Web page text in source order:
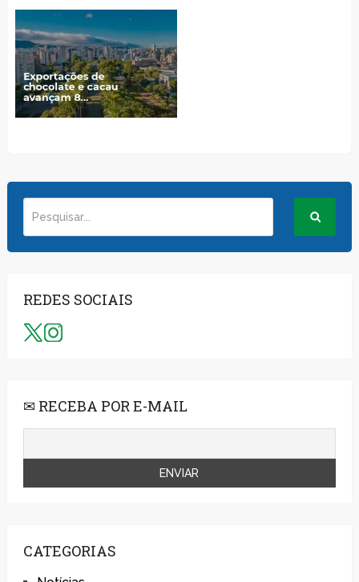
REDES SOCIAIS
✉ RECEBA POR E-MAIL
CATEGORIAS